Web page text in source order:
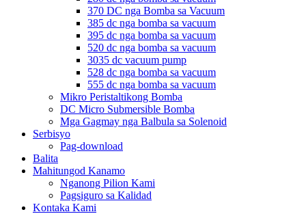
370 DC nga Bomba sa Vacuum
385 dc nga bomba sa vacuum
395 dc nga bomba sa vacuum
520 dc nga bomba sa vacuum
3035 dc vacuum pump
528 dc nga bomba sa vacuum
555 dc nga bomba sa vacuum
Mikro Peristaltikong Bomba
DC Micro Submersible Bomba
Mga Gagmay nga Balbula sa Solenoid
Serbisyo
Pag-download
Balita
Mahitungod Kanamo
Nganong Pilion Kami
Pagsiguro sa Kalidad
Kontaka Kami